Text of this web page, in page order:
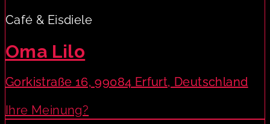
Café & Eisdiele
Oma Lilo
Gorkistraße 16, 99084 Erfurt, Deutschland
Ihre Meinung?